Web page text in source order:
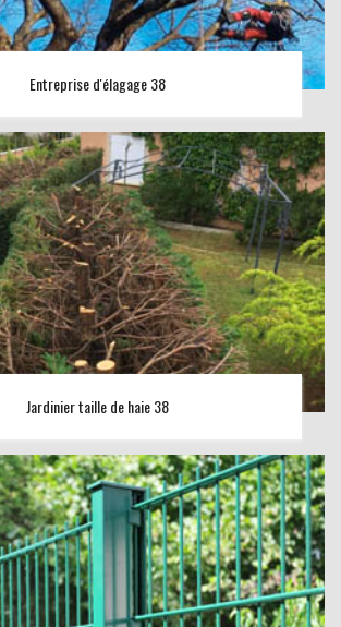
Entreprise d'élagage 38
Jardinier taille de haie 38